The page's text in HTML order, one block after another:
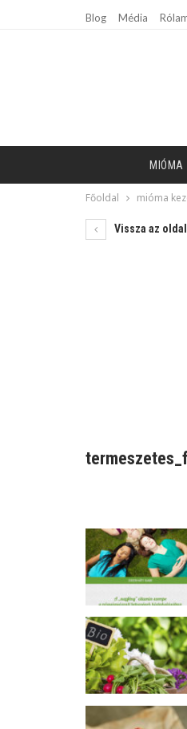
Blog Média
MIÓMA
Főoldal mióma
Vissza az